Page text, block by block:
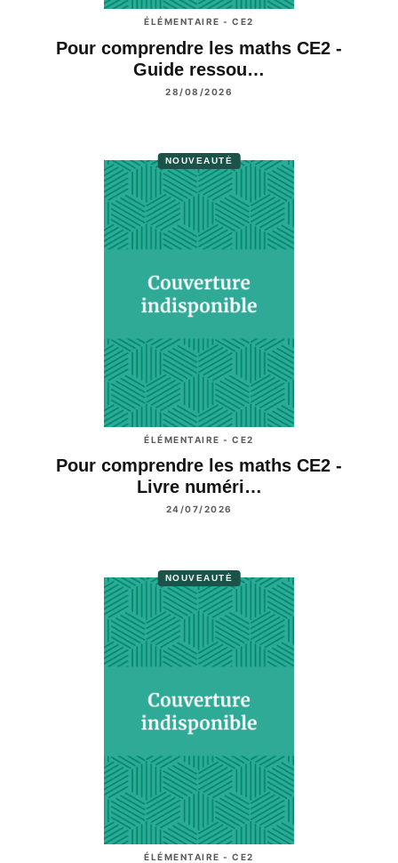
ÉLÉMENTAIRE - CE2
Pour comprendre les maths CE2 -
Guide ressou…
28/08/2026
NOUVEAUTÉ
ÉLÉMENTAIRE - CE2
Pour comprendre les maths CE2 -
Livre numéri…
24/07/2026
NOUVEAUTÉ
ÉLÉMENTAIRE - CE2